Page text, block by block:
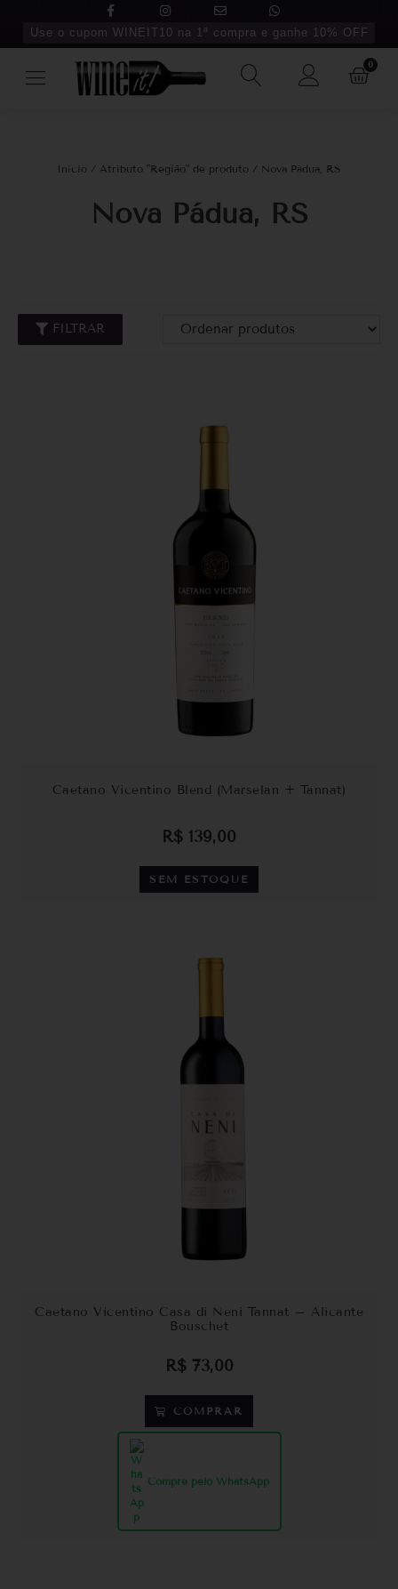
Use o cupom WINEIT10 na 1ª compra e ganhe 10% OFF
0
Início / Atributo "Região" de produto / Nova Pádua, RS
Nova Pádua, RS
FILTRAR
Caetano Vicentino Blend (Marselan + Tannat)
R$ 139,00
SEM ESTOQUE
Caetano Vicentino Casa di Neni Tannat – Alicante
Bouschet
R$73,00
COMPRAR
Compre pelo WhatsApp